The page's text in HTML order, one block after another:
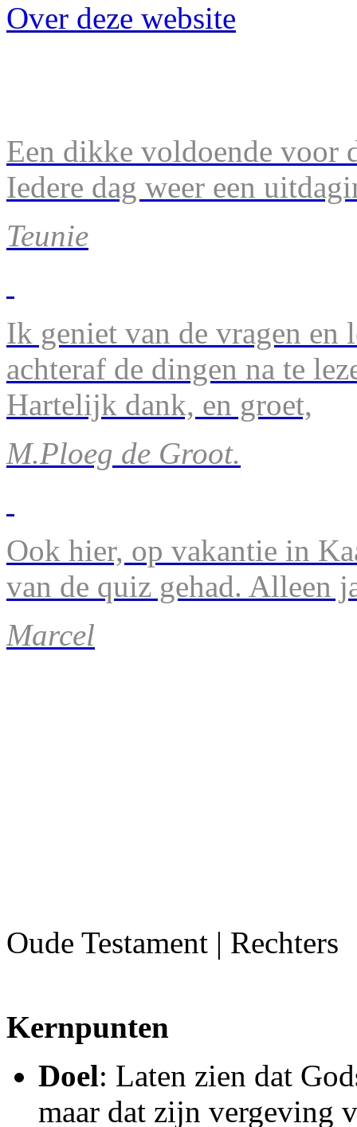
Over deze website
Een dikke voldoende voor
Iedere dag weer een
Teunie
Ik geniet van de vragen en
achteraf de dingen na te
Hartelijk dank, en groet,
M.Ploeg de Groot.
Ook hier, op vakantie in
van de quiz gehad. Alleen
Marcel
Oude Testament | Rechters
Kernpunten
Doel: Laten zien dat
maar dat zijn vergeving